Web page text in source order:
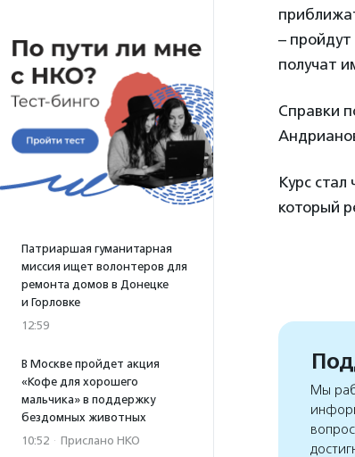
Патриаршая гуманитарная
миссия ищет волонтеров для
ремонта домов в Донецке
и Горловке
12:59
В Москве пройдет акция
«Кофе для хорошего
мальчика» в поддержку
бездомных животных
10:52 · Прислано НКО
–
получат
Справки
Курс
который
Мы